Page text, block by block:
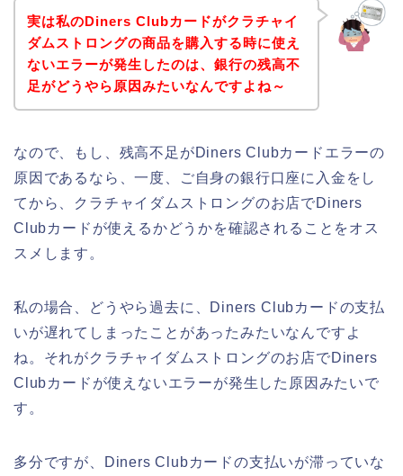
実は私のDiners Clubカードがクラチャイ
ダムストロングの商品を購入する時に使え
ないエラーが発生したのは、銀行の残高不
足がどうやら原因みたいなんですよね～
なので、もし、残高不足がDiners Clubカードエラーの
原因であるなら、一度、ご自身の銀行口座に入金をし
てから、クラチャイダムストロングのお店でDiners
Clubカードが使えるかどうかを確認されることをオス
スメします。
私の場合、どうやら過去に、Diners Clubカードの支払
いが遅れてしまったことがあったみたいなんですよ
ね。それがクラチャイダムストロングのお店でDiners
Clubカードが使えないエラーが発生した原因みたいで
す。
多分ですが、Diners Clubカードの支払いが滞っていな